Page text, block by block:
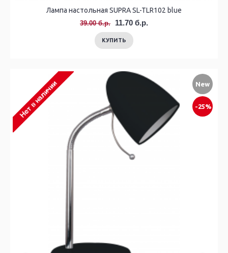
Лампа настольная SUPRA SL-TLR102 blue
39.00 б.р. 11.70 б.р.
КУПИТЬ
New
-25%